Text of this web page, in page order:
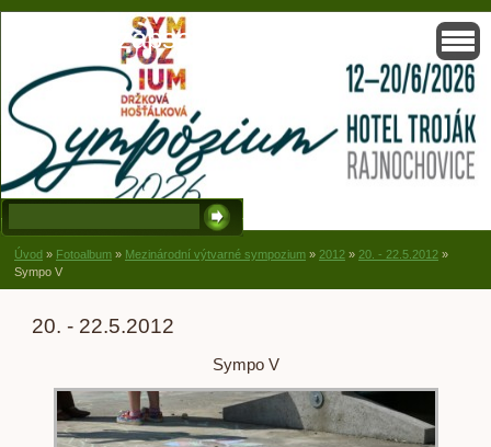
Solisko, zapsaný spolek, Držková
Úvod » Fotoalbum » Mezinárodní výtvarné sympozium » 2012 » 20. - 22.5.2012 »
Sympo V
20. - 22.5.2012
Sympo V